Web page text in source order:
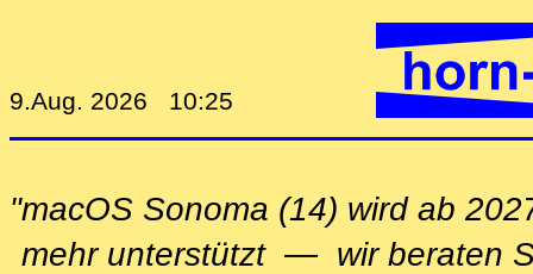
9.Aug. 2026 10:25
"macOS Sonoma (14) wird ab
mehr unterstützt — wir beraten